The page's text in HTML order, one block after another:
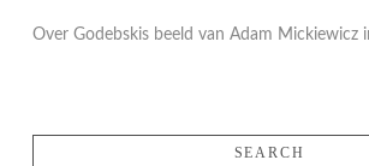
Over Godebskis beeld van Adam Mickiewicz
SEARCH